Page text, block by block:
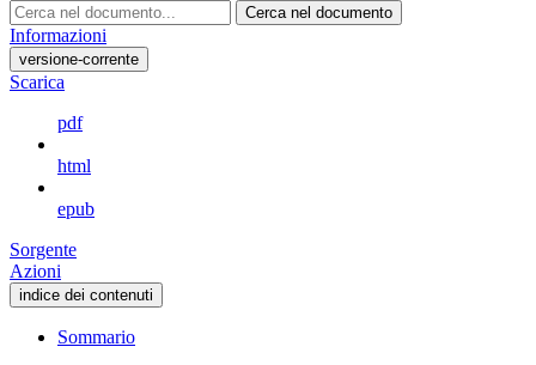
Cerca nel documento
Informazioni
versione-corrente
Scarica
pdf
html
epub
Sorgente
Azioni
indice dei contenuti
Sommario